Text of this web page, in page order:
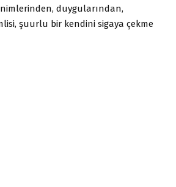
duygularından,
şuurlu bir kendini sigaya çekme